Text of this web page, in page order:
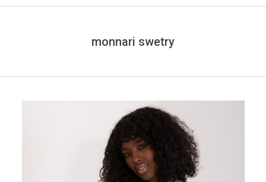
monnari swetry